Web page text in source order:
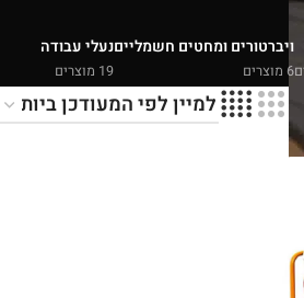
ויברטורים ומחטים חשמליים
6 מוצרים
נעלי עבודה
19 מוצרים